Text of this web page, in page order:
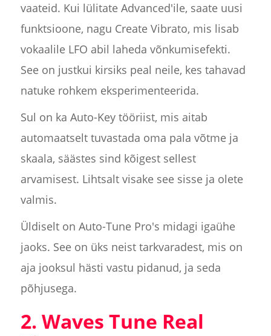
vaateid. Kui lülitate Advanced'ile, saate uusi
funktsioone, nagu Create Vibrato, mis lisab
vokaalile LFO abil laheda võnkumisefekti.
See on justkui kirsiks peal neile, kes tahavad
natuke rohkem eksperimenteerida.
Sul on ka Auto-Key tööriist, mis aitab
automaatselt tuvastada oma pala võtme ja
skaala, säästes sind kõigest sellest
arvamisest. Lihtsalt visake see sisse ja olete
valmis.
Üldiselt on Auto-Tune Pro's midagi igaühe
jaoks. See on üks neist tarkvaradest, mis on
aja jooksul hästi vastu pidanud, ja seda
põhjusega.
2. Waves Tune Real